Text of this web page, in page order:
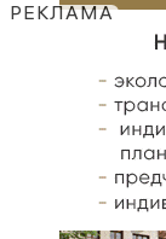
РЕКЛАМА